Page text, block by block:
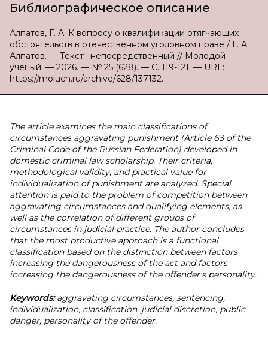
Библиографическое описание
Алпатов, Г. А. К вопросу о квалификации отягчающих
обстоятельств в отечественном уголовном праве / Г. А.
Алпатов. — Текст : непосредственный // Молодой
ученый. — 2026. — № 25 (628). — С. 119-121. — URL:
https://moluch.ru/archive/628/137132.
The article examines the main classifications of
circumstances aggravating punishment (Article 63 of the
Criminal Code of the Russian Federation) developed in
domestic criminal law scholarship. Their criteria,
methodological validity, and practical value for
individualization of punishment are analyzed. Special
attention is paid to the problem of competition between
aggravating circumstances and qualifying elements, as
well as the correlation of different groups of
circumstances in judicial practice. The author concludes
that the most productive approach is a functional
classification based on the distinction between factors
increasing the dangerousness of the act and factors
increasing the dangerousness of the offender's personality.
Keywords:aggravating circumstances, sentencing,
individualization, classification, judicial discretion, public
danger, personality of the offender.